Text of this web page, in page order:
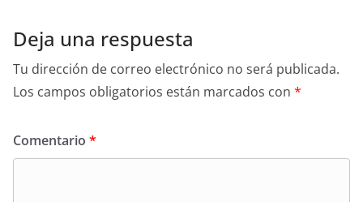
Deja una respuesta
Tu dirección de correo electrónico no será publicada.
Los campos obligatorios están marcados con *
Comentario *